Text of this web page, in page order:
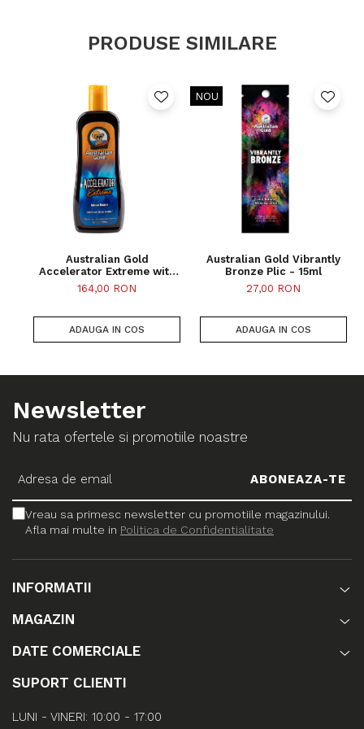
parabeni şi BPA.PRODUSE SIMILARE
Australian Gold
Accelerator Extreme with
Bronzers Flacon - 250ml
164,00 RON
ADAUGA IN COS
NOU
Australian Gold Vibrantly
Bronze Plic - 15ml
27,00 RON
ADAUGA IN COS
Newsletter
Nu rata ofertele si promotiile noastre
Vreau sa primesc newsletter cu promotiile magazinului.
Afla mai multe in Politica de Confidentialitate
INFORMATII
MAGAZIN
DATE COMERCIALE
SUPORT CLIENTI
LUNI - VINERI: 10:00 - 17:00